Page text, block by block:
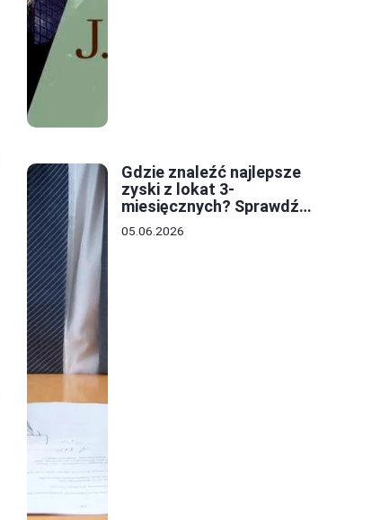
Gdzie znaleźć najlepsze
zyski z lokat 3-
miesięcznych? Sprawdź
oferty i stawki!
05.06.2026